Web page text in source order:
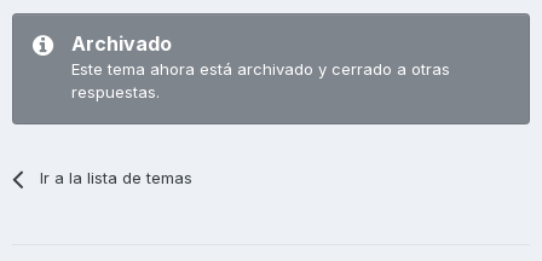
Archivado
Este tema ahora está archivado y cerrado a otras
respuestas.
Ir a la lista de temas